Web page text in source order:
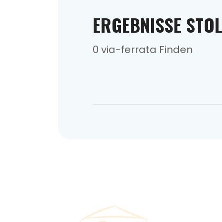
ERGEBNISSE
0 via-ferrata Finden